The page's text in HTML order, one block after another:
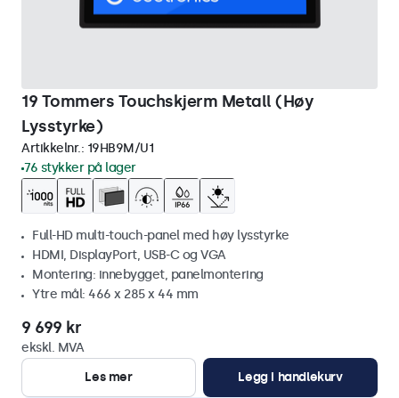
19 Tommers Touchskjerm Metall (Høy
Lysstyrke)
Artikkelnr.: 19HB9M/U1
76 stykker på lager
Full-HD multi-touch-panel med høy lysstyrke
HDMI, DisplayPort, USB-C og VGA
Montering: innebygget, panelmontering
Ytre mål: 466 x 285 x 44 mm
9 699 kr
ekskl. MVA
Les mer
Legg i handlekurv